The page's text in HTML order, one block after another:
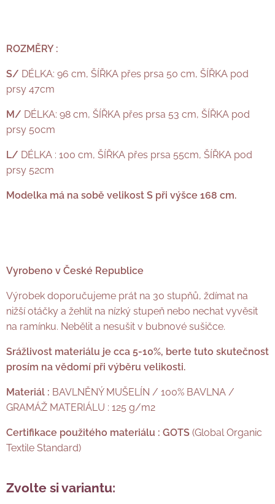
ROZMĚRY :
S/ DÉLKA: 96 cm, ŠÍŘKA přes prsa 50 cm, ŠÍŘKA pod
prsy 47cm
M/ DÉLKA: 98 cm, ŠÍŘKA přes prsa 53 cm, ŠÍŘKA pod
prsy 50cm
L/ DÉLKA : 100 cm, ŠÍŘKA přes prsa 55cm, ŠÍŘKA pod
prsy 52cm
Modelka má na sobě velikost S při výšce 168 cm.
Vyrobeno v České Republice
Výrobek doporučujeme prát na 30 stupňů, ždímat na
nižší otáčky a žehlit na nízký stupeň nebo nechat vyvěsit
na ramínku. Nebělit a nesušit v bubnové sušičce.
Srážlivost materiálu je cca 5-10%, berte tuto skutečnost
prosím na vědomí při výběru velikosti.
Materiál : BAVLNĚNÝ MUŠELÍN / 100% BAVLNA /
GRAMÁŽ MATERIÁLU : 125 g/m2
Certifikace použitého materiálu : GOTS (Global Organic
Textile Standard)
Zvolte si variantu: